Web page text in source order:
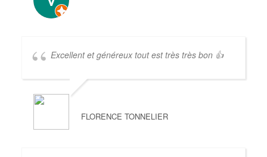
Excellent et généreux tout est très très bon 👍
FLORENCE TONNELIER